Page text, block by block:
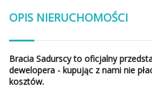
OPIS NIERUCHOMOŚCI
Bracia Sadurscy to oficjalny
dewelopera - kupując z nami nie
kosztów.